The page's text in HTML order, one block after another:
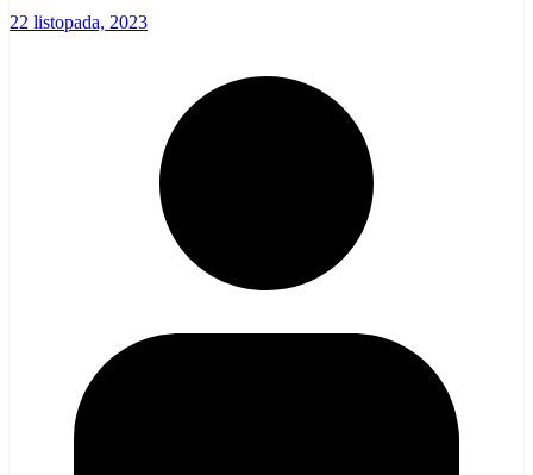
22 listopada, 2023